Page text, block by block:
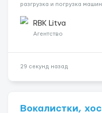
разгрузка и погрузка
выполнение других
Требования: ...
RBK Litva
Агентство
29 секунд назад
Вокалистки,